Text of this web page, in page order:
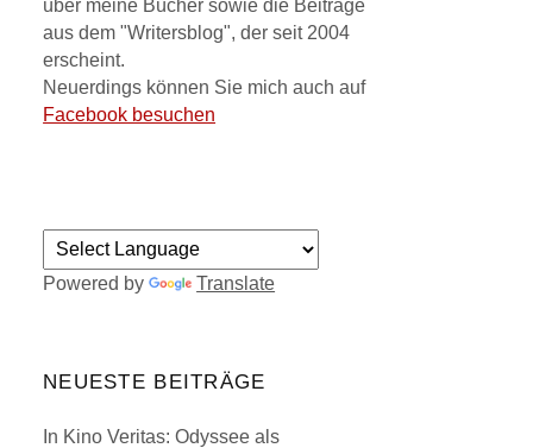
über meine Bücher sowie die Beiträge
aus dem "Writersblog", der seit 2004
erscheint.
Neuerdings können Sie mich auch auf
Facebook besuchen
Powered by Translate
NEUESTE BEITRÄGE
In Kino Veritas: Odyssee als